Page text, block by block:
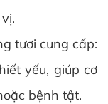
tươi cung cấp:
yếu, giúp cơ
bệnh tật.